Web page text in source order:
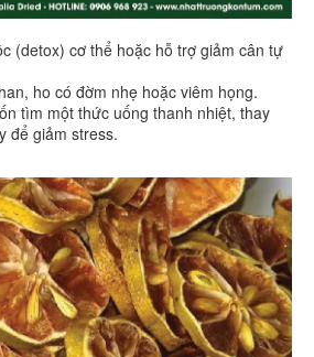
(detox) cơ thể hoặc hỗ trợ giảm cân tự
ho có đờm nhẹ hoặc viêm họng.
tìm một thức uống thanh nhiệt, thay
để giảm stress.